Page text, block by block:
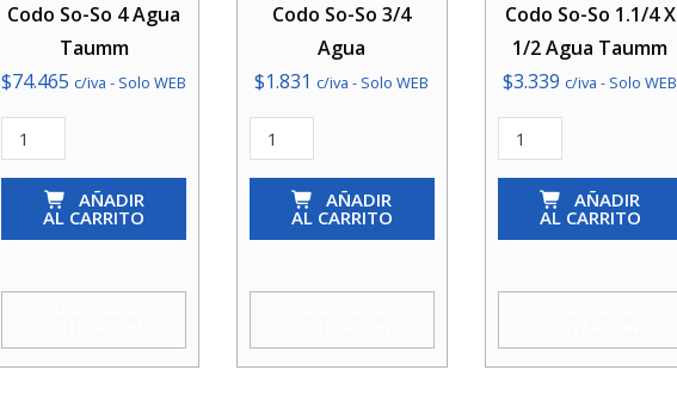
Codo So-So 4 Agua
Taumm
$74.465 c/iva - Solo WEB
Codo
So-
Taumm
AÑADIR
AL CARRITO
Codo So-So 3/4
Agua
$1.831 c/iva - Solo WEB
Codo
So-
cantidad
AÑADIR
AL CARRITO
Codo So-So 1.1/4 X
1/2 Agua Taumm
$3.339 c/iva - Solo WEB
Codo
So-
1/2
Taumm
AÑADIR
AL CARRITO